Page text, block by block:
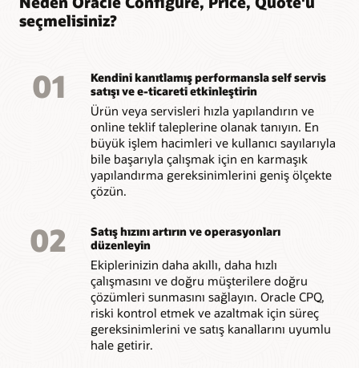
seçmelisiniz?
01
Kendini kanıtlamış performansla self servis
satışı ve e-ticareti etkinleştirin
Ürün veya servisleri hızla yapılandırın ve
online teklif taleplerine olanak tanıyın. En
büyük işlem hacimleri ve kullanıcı sayılarıyla
bile başarıyla çalışmak için en karmaşık
yapılandırma gereksinimlerini geniş ölçekte
çözün.
02
Satış hızını artırın ve operasyonları
düzenleyin
Ekiplerinizin daha akıllı, daha hızlı
çalışmasını ve doğru müşterilere doğru
çözümleri sunmasını sağlayın. Oracle CPQ,
riski kontrol etmek ve azaltmak için süreç
gereksinimlerini ve satış kanallarını uyumlu
hale getirir.